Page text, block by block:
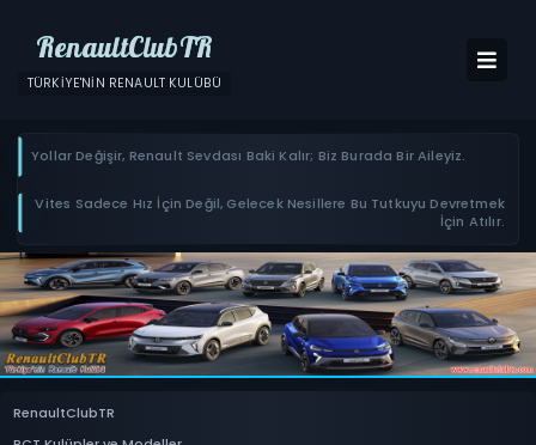
RenaultClubTR
TÜRKIYE'NIN RENAULT KULÜBÜ
Yollar Değişir, Renault Sevdası Baki Kalır; Biz Burada Bir Aileyiz.
Vites Sadece Hız İçin Değil, Gelecek Nesillere Bu Tutkuyu Devretmek
İçin Atılır.
RenaultClubTR